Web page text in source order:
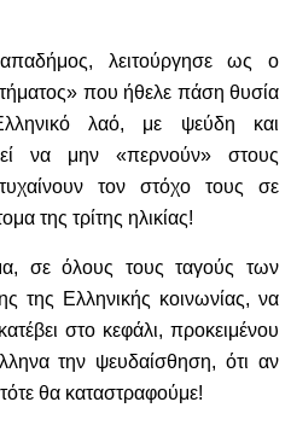
λειτούργησε ως ο
που ήθελε πάση θυσία
λαό, με ψεύδη και
να μην «περνούν» στους
τον στόχο τους σε
της τρίτης ηλικίας!
σε όλους τους ταγούς των
της Ελληνικής κοινωνίας, να
στο κεφάλι, προκειμένου
την ψευδαίσθηση, ότι αν
θα καταστραφούμε!